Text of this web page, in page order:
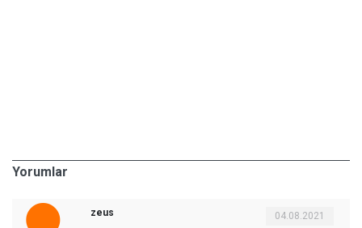
Yorumlar
zeus 04.08.2021